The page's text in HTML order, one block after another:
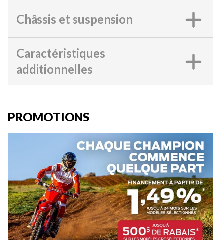
Châssis et suspension
Caractéristiques
additionnelles
PROMOTIONS